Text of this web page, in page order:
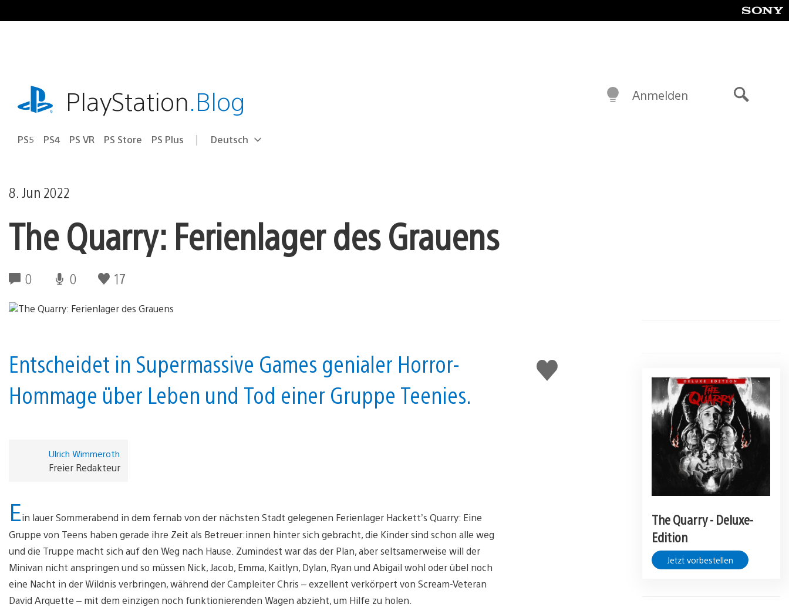
Inhalt
playstation.comPlayStation.Blog
PS5 PS4 PS VR PS Store PS Plus Select
Aktuelle
Deutsch
Anmelden
8. Jun 2022
The Quarry: Ferienlager des Grauens
0 0 17
Gefällt
mir
Entscheidet in Supermassive Games genialer Horror-
Hommage über Leben und Tod einer Gruppe Teenies.
Ulrich Wimmeroth
Freier Redakteur
Ein lauer Sommerabend in dem fernab von der nächsten Stadt gelegenen Ferienlager Hackett’s Quarry: Eine
Gruppe von Teens haben gerade ihre Zeit als Betreuer:innen hinter sich gebracht, die Kinder sind schon alle weg
und die Truppe macht sich auf den Weg nach Hause. Zumindest war das der Plan, aber seltsamerweise will der
Minivan nicht anspringen und so müssen Nick, Jacob, Emma, Kaitlyn, Dylan, Ryan und Abigail wohl oder übel noch
eine Nacht in der Wildnis verbringen, während der Campleiter Chris – exzellent verkörpert von Scream-Veteran
David Arquette – mit dem einzigen noch funktionierenden Wagen abzieht, um Hilfe zu holen.
The Quarry - Deluxe-
Edition
Jetzt vorbestellen